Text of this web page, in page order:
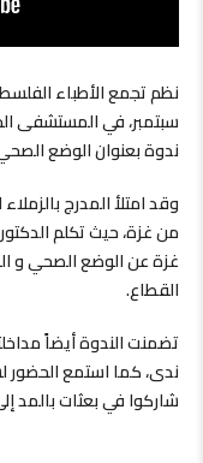
سبتمبر، في المستشفى
ندوة بعنوان الوضع
وقد امتلأ المدرج
من غزة، حيث تكلم
غزة عن الوضع الصحي و
القطاع.
تضمنت الندوة أيضاً
ندى، كما استمع الحضور
شاركوا في بعثات بالمد